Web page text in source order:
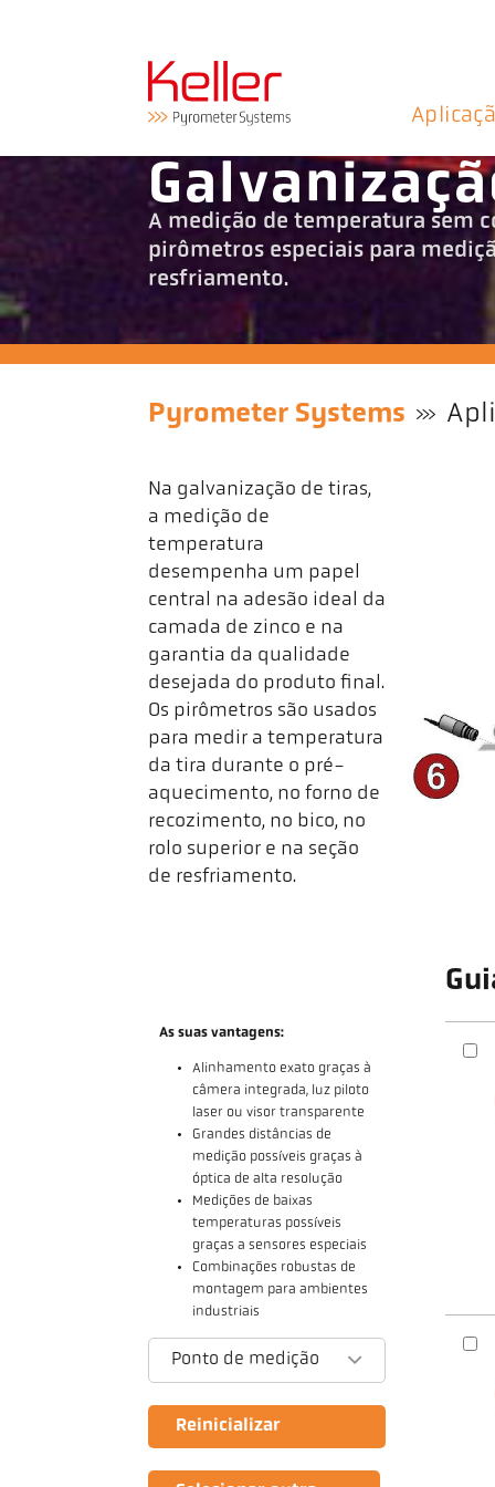
A medição de temperatura sem
pirômetros especiais para
resfriamento.
Pyrometer Systems
Na galvanização de tiras,
a medição de
temperatura
desempenha um papel
central na adesão ideal da
camada de zinco e na
garantia da qualidade
desejada do produto final.
Os pirômetros são usados
para medir a temperatura
da tira durante o pré-
aquecimento, no forno de
recozimento, no bico, no
rolo superior e na seção
de resfriamento.
As suas vantagens:
Alinhamento exato graças à
câmera integrada, luz piloto
laser ou visor transparente
Grandes distâncias de
medição possíveis graças à
óptica de alta resolução
Medições de baixas
temperaturas possíveis
graças a sensores especiais
Combinações robustas de
montagem para ambientes
industriais
Ponto de medição
Reinicializar